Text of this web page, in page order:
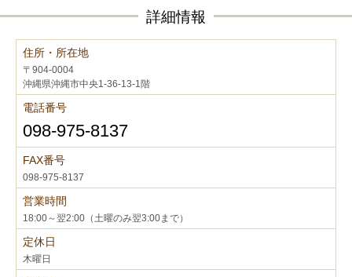
詳細情報
住所・所在地
〒904-0004
沖縄県沖縄市中央1-36-13-1階
電話番号
098-975-8137
FAX番号
098-975-8137
営業時間
18:00～翌2:00（土曜のみ翌3:00まで）
定休日
木曜日